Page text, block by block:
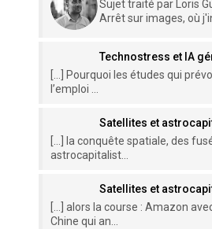
Sujet traité par Loris
Arrêt sur images, où
Technostress et IA
[…] Pourquoi les études qui
l’emploi ...
Satellites et
[…] la conquête spatiale, des
astrocapitalist...
Satellites et
[…] alors la course : Amazon
Chine qui an...